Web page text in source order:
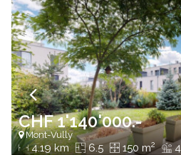
CHF 1'140'000.-
Mont-Vully
4.19 km 6.5 150 m2